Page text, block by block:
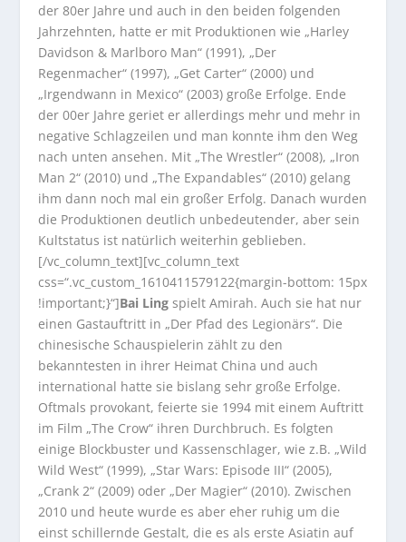
der 80er Jahre und auch in den beiden folgenden
Jahrzehnten, hatte er mit Produktionen wie „Harley
Davidson & Marlboro Man“ (1991), „Der
Regenmacher“ (1997), „Get Carter“ (2000) und
„Irgendwann in Mexico“ (2003) große Erfolge. Ende
der 00er Jahre geriet er allerdings mehr und mehr in
negative Schlagzeilen und man konnte ihm den Weg
nach unten ansehen. Mit „The Wrestler“ (2008), „Iron
Man 2“ (2010) und „The Expandables“ (2010) gelang
ihm dann noch mal ein großer Erfolg. Danach wurden
die Produktionen deutlich unbedeutender, aber sein
Kultstatus ist natürlich weiterhin geblieben.
[/vc_column_text][vc_column_text
css=“.vc_custom_1610411579122{margin-bottom: 15px
!important;}“]Bai Ling spielt Amirah. Auch sie hat nur
einen Gastauftritt in „Der Pfad des Legionärs“. Die
chinesische Schauspielerin zählt zu den
bekanntesten in ihrer Heimat China und auch
international hatte sie bislang sehr große Erfolge.
Oftmals provokant, feierte sie 1994 mit einem Auftritt
im Film „The Crow“ ihren Durchbruch. Es folgten
einige Blockbuster und Kassenschlager, wie z.B. „Wild
Wild West“ (1999), „Star Wars: Episode III“ (2005),
„Crank 2“ (2009) oder „Der Magier“ (2010). Zwischen
2010 und heute wurde es aber eher ruhig um die
einst schillernde Gestalt, die es als erste Asiatin auf